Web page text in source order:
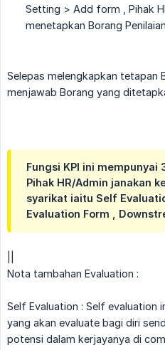
Setting > Add form , Pihak
menetapkan Borang
Selepas melengkapkan tetapan
menjawab Borang yang
Fungsi KPI ini mempunyai
Pihak HR/Admin janakan
syarikat iaitu Self
Evaluation Form ,
Nota tambahan Evaluation :
Self Evaluation : Self evaluation
yang akan evaluate bagi diri
potensi dalam kerjayanya di